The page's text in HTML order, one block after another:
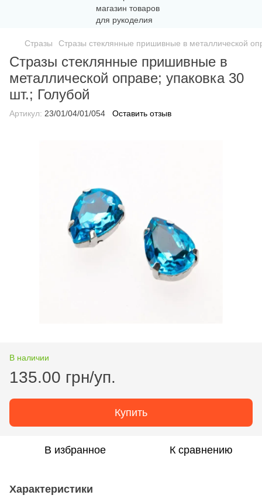
Стразы Стразы стеклянные пришивные в металлической
Стразы стеклянные пришивные в
металлической оправе; упаковка 30
шт.; Голубой
Артикул: 23/01/04/01/054 Оставить отзыв
В наличии
135.00 грн/уп.
Купить
В избранное К сравнению
Характеристики